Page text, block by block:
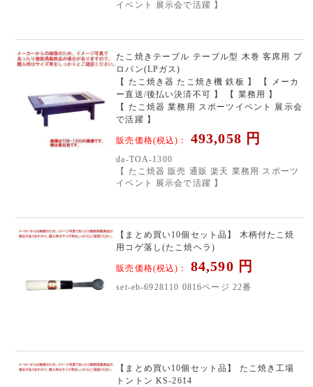
イベント 展示会で活躍 】
たこ焼きテーブル テーブル型 木巻 客席用 プ
ロパン(LPガス)
【 たこ焼き器 たこ焼き機 鉄板 】 【 メーカ
ー直送/後払い決済不可 】 【 業務用 】
【 たこ焼器 業務用 スポーツイベント 展示会
で活躍 】
販売価格(税込)： 493,058 円
da-TOA-1300
【 たこ焼器 販売 通販 楽天 業務用 スポーツ
イベント 展示会で活躍 】
【まとめ買い10個セット品】 木柄付たこ焼
用コゲ落し(たこ焼ヘラ)
販売価格(税込)： 84,590 円
set-eb-6928110 0816ページ 22番
【まとめ買い10個セット品】 たこ焼き工場
トントン KS-2614